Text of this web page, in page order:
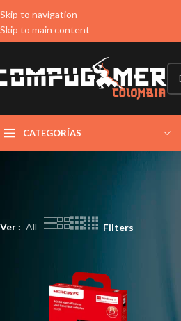
Skip to navigation
Skip to main content
CATEGORÍAS
Ver All Filters